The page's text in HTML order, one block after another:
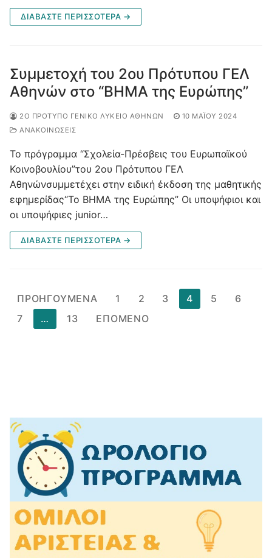
ΔΙΑΒΆΣΤΕ ΠΕΡΙΣΣΌΤΕΡΑ →
Συμμετοχή του 2ου Πρότυπου ΓΕΛ
Αθηνών στο “ΒΗΜΑ της Ευρώπης”
2Ο ΠΡΌΤΥΠΟ ΓΕΝΙΚΌ ΛΎΚΕΙΟ ΑΘΗΝΏΝ
10 ΜΑΪ́ΟΥ 2024
ΑΝΑΚΟΙΝΩΣΕΙΣ
Το πρόγραμμα “Σχολεία-Πρέσβεις του Ευρωπαϊκού
Κοινοβουλίου”του 2ου Πρότυπου ΓΕΛ
Αθηνώνσυμμετέχει στην ειδική έκδοση της μαθητικής
εφημερίδας“Το ΒΗΜΑ της Ευρώπης” Οι υποψήφιοι και
οι υποψήφιες junior…
ΔΙΑΒΆΣΤΕ ΠΕΡΙΣΣΌΤΕΡΑ →
Σελιδοποίηση
άρθρων
ΠΡΟΗΓΟΎΜΕΝΑ 1 2 3 4 5
6
7
… 13 ΕΠΌΜΕΝΟ